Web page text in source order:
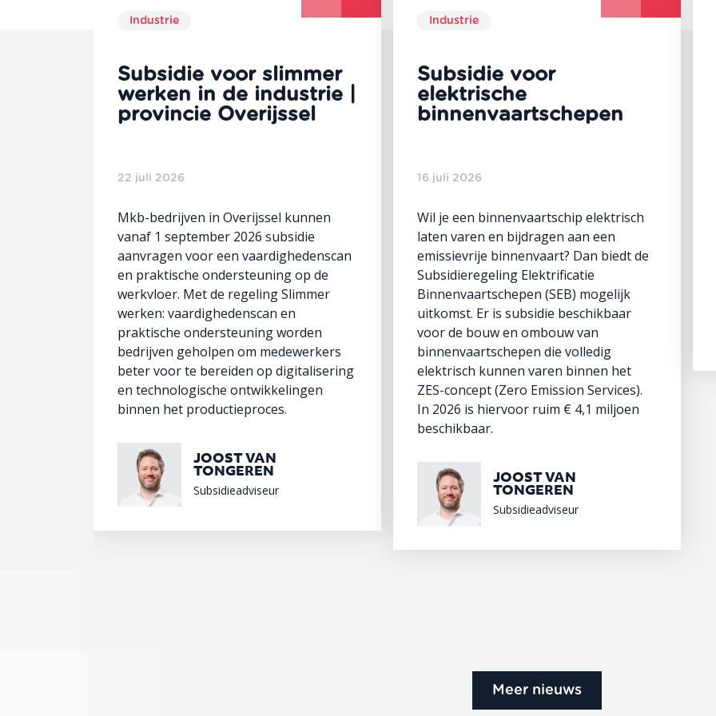
Industrie
Subsidie voor slimmer
werken in de industrie |
provincie Overijssel
22 juli 2026
Mkb-bedrijven in Overijssel kunnen
vanaf 1 september 2026 subsidie
aanvragen voor een vaardighedenscan
en praktische ondersteuning op de
werkvloer. Met de regeling Slimmer
werken: vaardighedenscan en
praktische ondersteuning worden
bedrijven geholpen om medewerkers
beter voor te bereiden op digitalisering
en technologische ontwikkelingen
binnen het productieproces.
JOOST VAN
TONGEREN
Subsidieadviseur
Industrie
Subsidie voor
elektrische
binnenvaartschepen
16 juli 2026
Wil je een binnenvaartschip elektrisch
laten varen en bijdragen aan een
emissievrije binnenvaart? Dan biedt de
Subsidieregeling Elektrificatie
Binnenvaartschepen (SEB) mogelijk
uitkomst. Er is subsidie beschikbaar
voor de bouw en ombouw van
binnenvaartschepen die volledig
elektrisch kunnen varen binnen het
ZES-concept (Zero Emission Services).
In 2026 is hiervoor ruim € 4,1 miljoen
beschikbaar.
JOOST VAN
TONGEREN
Subsidieadviseur
Meer nieuws